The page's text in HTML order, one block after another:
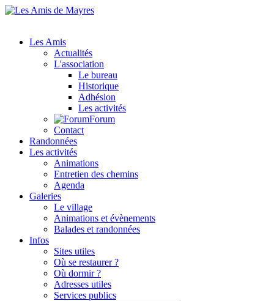
Les Amis
Actualités
L'association
Le bureau
Historique
Adhésion
Les activités
Forum
Contact
Randonnées
Les activités
Animations
Entretien des chemins
Agenda
Galeries
Le village
Animations et évènements
Balades et randonnées
Infos
Sites utiles
Où se restaurer ?
Où dormir ?
Adresses utiles
Services publics